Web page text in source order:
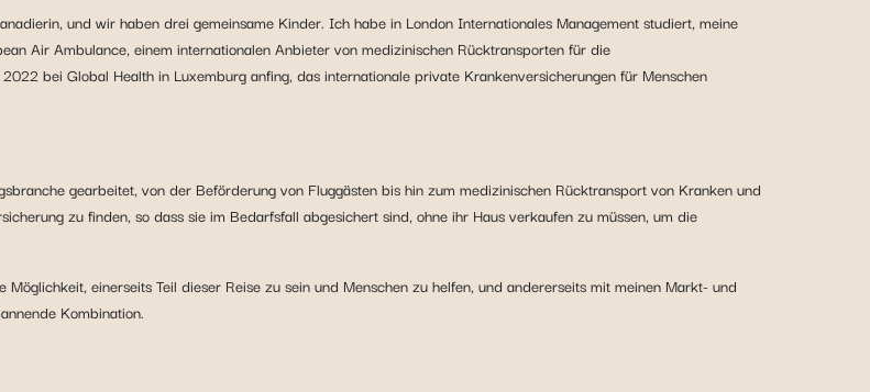
und wir haben drei gemeinsame Kinder. Ich habe in London Internationales Management studiert, meine
Air Ambulance, einem internationalen Anbieter von medizinischen Rücktransporten für die
bei Global Health in Luxemburg anfing, das internationale private Krankenversicherungen für Menschen
gearbeitet, von der Beförderung von Fluggästen bis hin zum medizinischen Rücktransport von Kranken und
zu finden, so dass sie im Bedarfsfall abgesichert sind, ohne ihr Haus verkaufen zu müssen, um die
einerseits Teil dieser Reise zu sein und Menschen zu helfen, und andererseits mit meinen Markt- und
Kombination.